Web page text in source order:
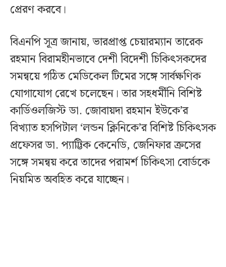
প্রেরণ করবে।
বিএনপি সূত্র জানায়, ভারপ্রাপ্ত চেয়ারম্যান তারেক
রহমান বিরামহীনভাবে দেশী বিদেশী চিকিৎসকদের
সমন্বয়ে গঠিত মেডিকেল টিমের সঙ্গে সার্বক্ষণিক
যোগাযোগ রেখে চলেছেন। তার সহধর্মীনি বিশিষ্ট
কার্ডিওলজিস্ট ডা. জোবায়দা রহমান ইউকে’র
বিখ্যাত হসপিটাল ‘লন্ডন ক্লিনিকে’র বিশিষ্ট চিকিৎসক
প্রফেসর ডা. প্যাট্টিক কেনেডি, জেনিফার ক্রসের
সঙ্গে সমন্বয় করে তাদের পরামর্শ চিকিৎসা বোর্ডকে
নিয়মিত অবহিত করে যাচ্ছেন।